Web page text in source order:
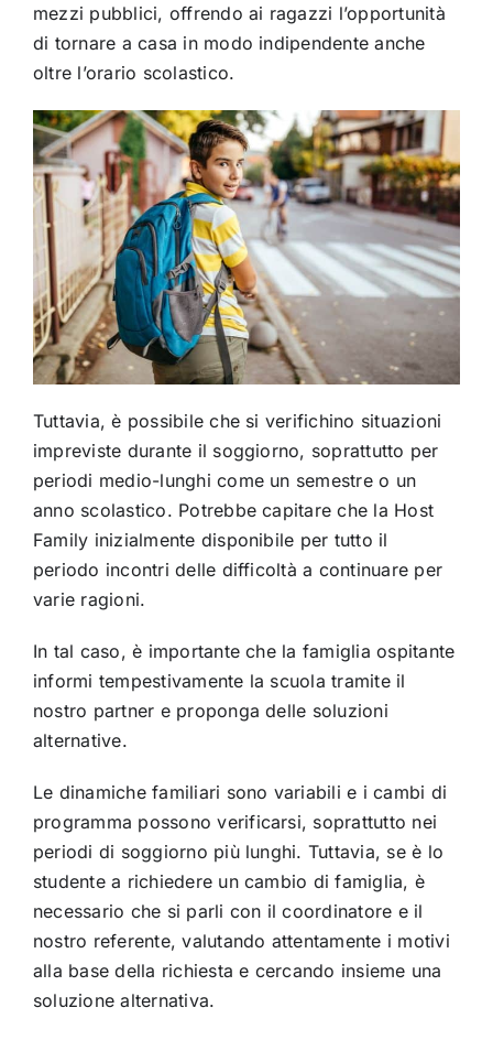
mezzi pubblici, offrendo ai ragazzi l’opportunità
di tornare a casa in modo indipendente anche
oltre l’orario scolastico.
Tuttavia, è possibile che si verifichino situazioni
impreviste durante il soggiorno, soprattutto per
periodi medio-lunghi come un semestre o un
anno scolastico. Potrebbe capitare che la Host
Family inizialmente disponibile per tutto il
periodo incontri delle difficoltà a continuare per
varie ragioni.
In tal caso, è importante che la famiglia ospitante
informi tempestivamente la scuola tramite il
nostro partner e proponga delle soluzioni
alternative.
Le dinamiche familiari sono variabili e i cambi di
programma possono verificarsi, soprattutto nei
periodi di soggiorno più lunghi. Tuttavia, se è lo
studente a richiedere un cambio di famiglia, è
necessario che si parli con il coordinatore e il
nostro referente, valutando attentamente i motivi
alla base della richiesta e cercando insieme una
soluzione alternativa.